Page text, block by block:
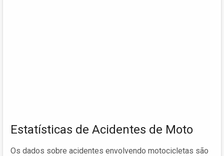
Estatísticas de Acidentes de Moto
Os dados sobre acidentes envolvendo motocicletas são